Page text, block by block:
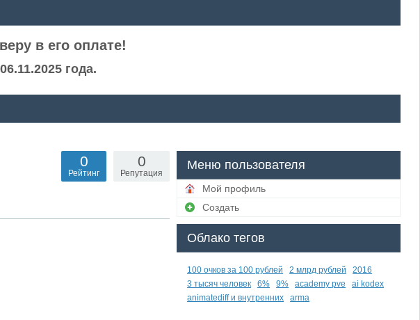
в его оплате!
года.
0
Репутация
0
Рейтинг
Меню пользователя
Мой профиль
Создать
Облако тегов
100 очков за 100 рублей 2 млрд рублей
2016
3 тысяч человек
6% 9% academy pve
ai kodex
animatediff и внутренних
arma